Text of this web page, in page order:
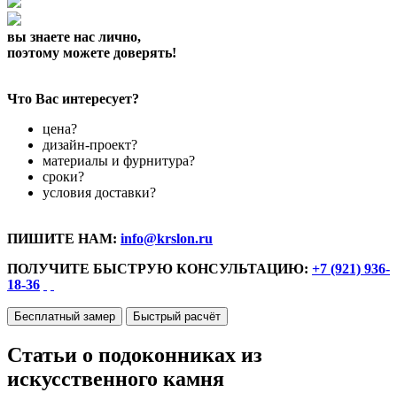
вы знаете нас лично,
поэтому можете доверять!
Что Вас интересует?
цена?
дизайн-проект?
материалы и фурнитура?
сроки?
условия доставки?
ПИШИТЕ НАМ: info@krslon.ru
ПОЛУЧИТЕ БЫСТРУЮ КОНСУЛЬТАЦИЮ: +7 (921) 936-
18-36
Бесплатный замер Быстрый расчёт
Статьи о подоконниках из
искусственного камня